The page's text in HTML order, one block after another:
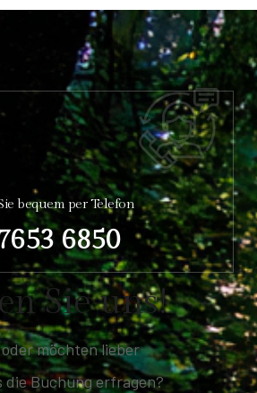
bequem per Telefon
6850
en Sie uns!
möchten lieber
Buchung erfragen?